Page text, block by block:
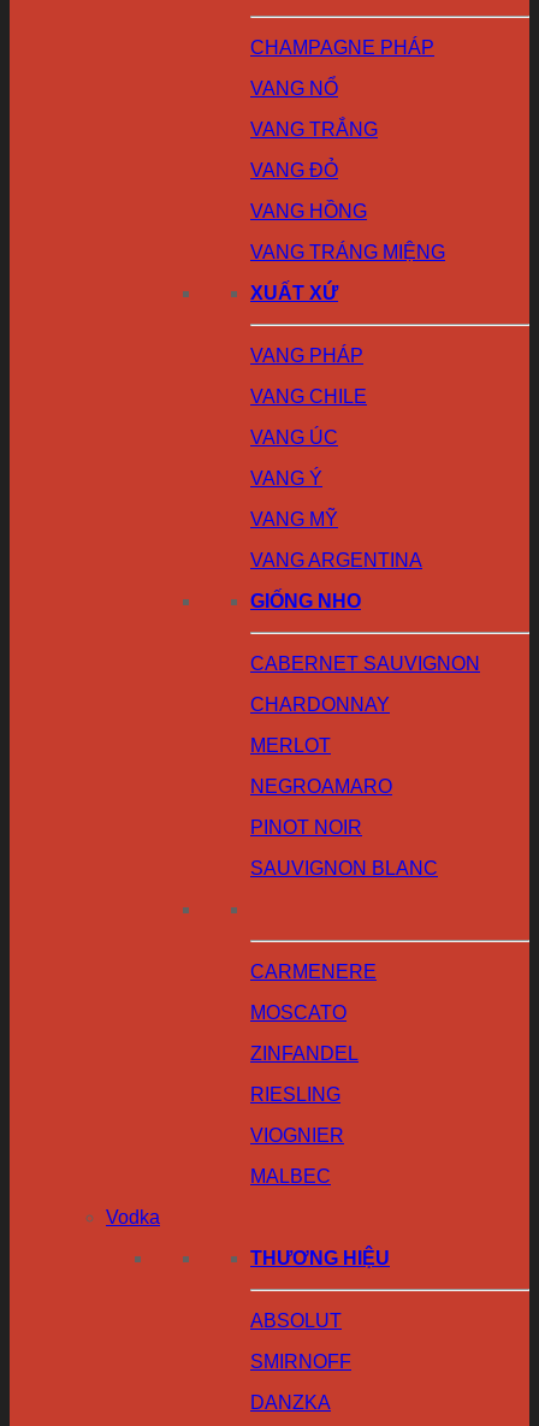
CHAMPAGNE PHÁP
VANG NỔ
VANG TRẮNG
VANG ĐỎ
VANG HỒNG
VANG TRÁNG MIỆNG
XUẤT XỨ
VANG PHÁP
VANG CHILE
VANG ÚC
VANG Ý
VANG MỸ
VANG ARGENTINA
GIỐNG NHO
CABERNET SAUVIGNON
CHARDONNAY
MERLOT
NEGROAMARO
PINOT NOIR
SAUVIGNON BLANC
CARMENERE
MOSCATO
ZINFANDEL
RIESLING
VIOGNIER
MALBEC
Vodka
THƯƠNG HIỆU
ABSOLUT
SMIRNOFF
DANZKA